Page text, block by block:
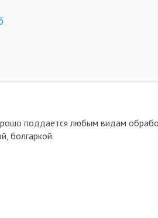
поддается любым видам
болгаркой.